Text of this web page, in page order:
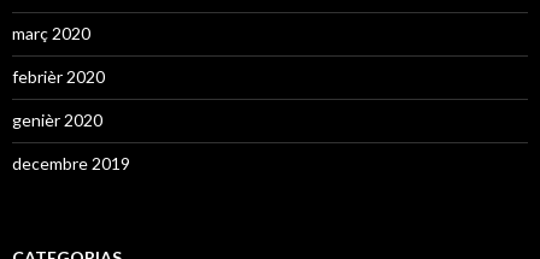
març 2020
febrièr 2020
genièr 2020
decembre 2019